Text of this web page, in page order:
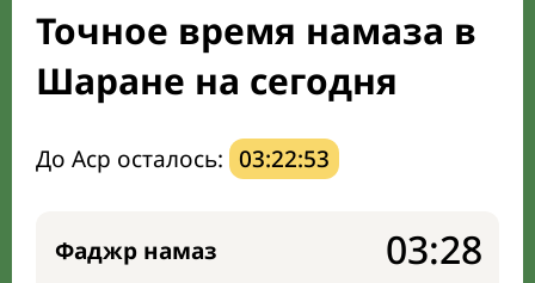
Мечети и молельные комнаты
Направление киблы
Точное время намаза в
Шаране на сегодня
До Аср осталось: 03:22:52
Фаджр намаз 03:28